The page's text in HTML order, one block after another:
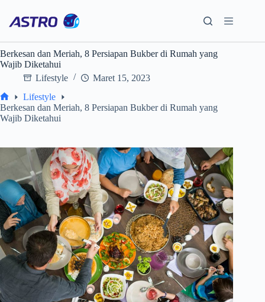
content
Berkesan dan Meriah, 8 Persiapan Bukber di Rumah yang
Wajib Diketahui
Lifestyle
Maret 15, 2023
Home
Lifestyle
Berkesan dan Meriah, 8 Persiapan Bukber di Rumah yang
Wajib Diketahui